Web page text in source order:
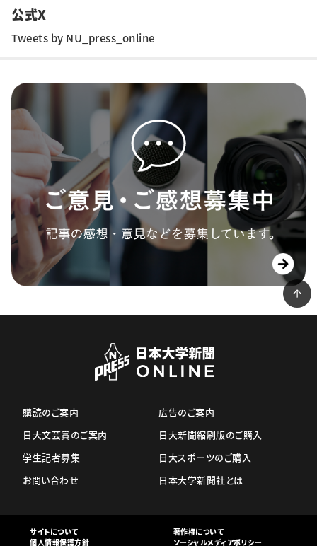
公式X
Tweets by NU_press_online
購読のご案内
日大文芸賞のご案内
学生記者募集
お問い合わせ
広告のご案内
日大新聞縮刷版のご購入
日大スポーツのご購入
日本大学新聞社とは
サイトについて
著作権について
個人情報保護方針
ソーシャルメディアポリシー